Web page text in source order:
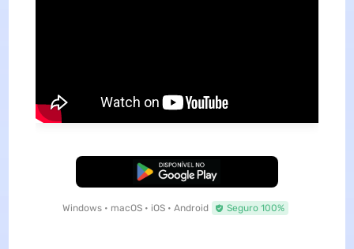
Baixar Grátis
Windows • macOS • iOS • Android Seguro 100%